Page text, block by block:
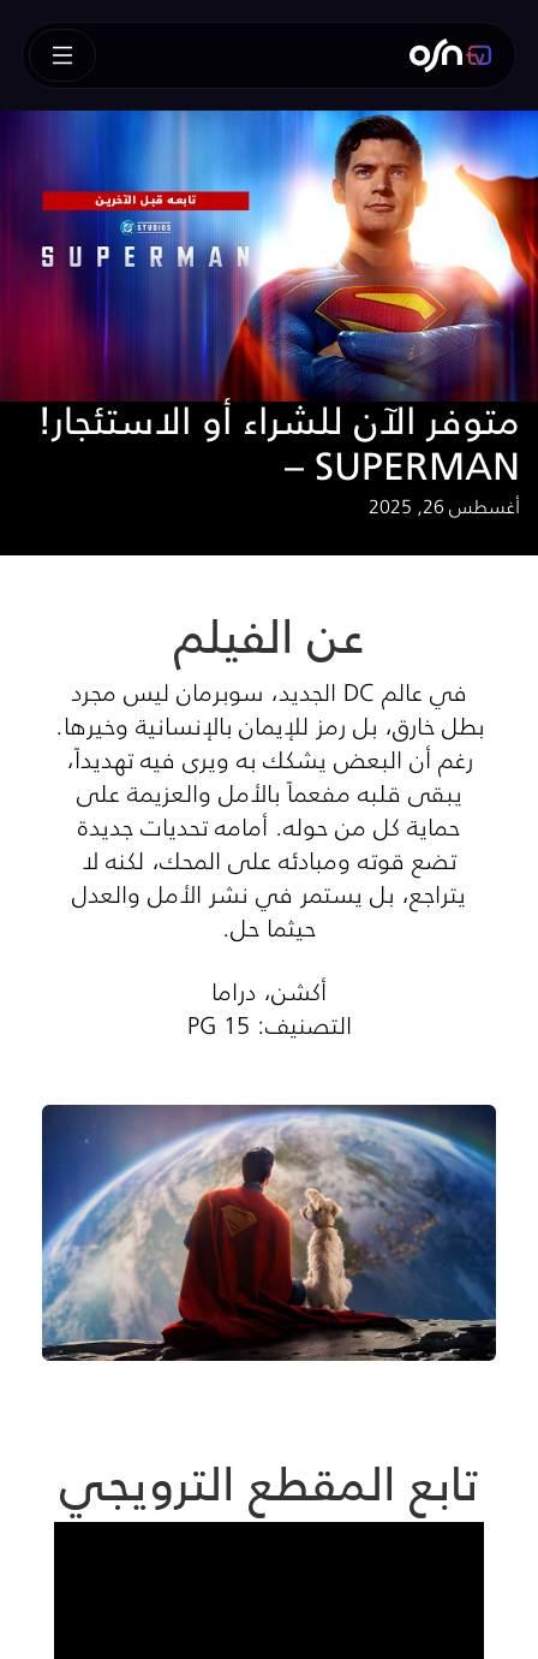
!متوفر الآن للشراء أو الاستئجار
– SUPERMAN
أغسطس 26, 2025
عن الفيلم
في عالم DC الجديد، سوبرمان ليس مجرد
بطل خارق، بل رمز للإيمان بالإنسانية وخيرها.
رغم أن البعض يشكك به ويرى فيه تهديداً،
يبقى قلبه مفعماً بالأمل والعزيمة على
حماية كل من حوله. أمامه تحديات جديدة
تضع قوته ومبادئه على المحك، لكنه لا
يتراجع، بل يستمر في نشر الأمل والعدل
حيثما حل.
أكشن، دراما
التصنيف: PG 15
تابع المقطع الترويجي